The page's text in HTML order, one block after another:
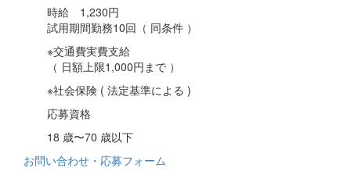
時給 1,230円
試用期間勤務10回（ 同条件 ）
※交通費実費支給
（ 日額上限1,000円まで ）
※社会保険 ( 法定基準による )
応募資格
18 歳〜70 歳以下
お問い合わせ・応募フォーム